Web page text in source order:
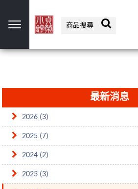
最新消息
2026 (3)
2025 (7)
2024 (2)
2023 (3)